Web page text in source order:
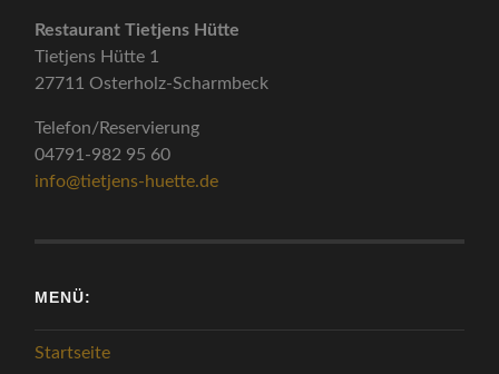
Restaurant Tietjens Hütte
Tietjens Hütte 1
27711 Osterholz-Scharmbeck
Telefon/Reservierung
04791-982 95 60
info@tietjens-huette.de
MENÜ:
Startseite